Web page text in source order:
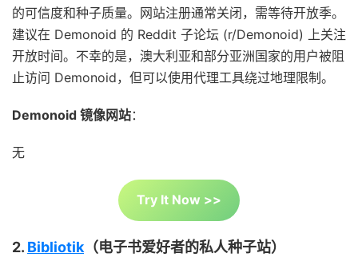
的可信度和种子质量。网站注册通常关闭，需等待开放季。
建议在 Demonoid 的 Reddit 子论坛 (r/Demonoid) 上关注
开放时间。不幸的是，澳大利亚和部分亚洲国家的用户被阻
止访问 Demonoid，但可以使用代理工具绕过地理限制。
Demonoid 镜像网站：
无
Try It Now >>
2. Bibliotik （电子书爱好者的私人种子站）